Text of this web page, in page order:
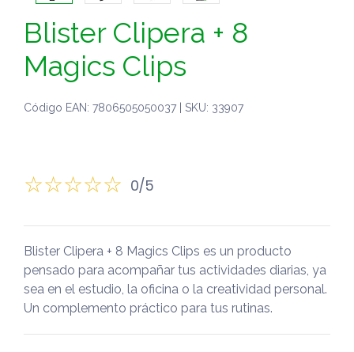
Blister Clipera + 8
Magics Clips
Código EAN: 7806505050037 | SKU: 33907
0/5
Blister Clipera + 8 Magics Clips es un producto
pensado para acompañar tus actividades diarias, ya
sea en el estudio, la oficina o la creatividad personal.
Un complemento práctico para tus rutinas.